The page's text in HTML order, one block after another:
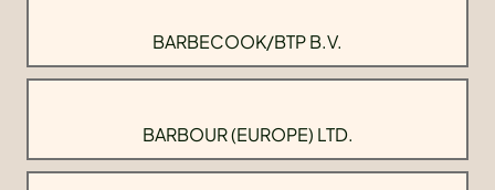
BARBECOOK/BTP B.V.
BARBOUR (EUROPE) LTD.